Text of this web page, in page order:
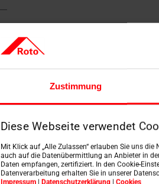
Zustimmung
Diese Webseite verwendet
Mit Klick auf „Alle Zulassen“ erlauben Sie uns
auch auf die Datenübermittlung an Anbieter in
Daten empfangen, zertifiziert. In den Cookie-
Datenverarbeitung erhalten Sie in unserer
Impressum| Datenschutzerklärung| Cookies